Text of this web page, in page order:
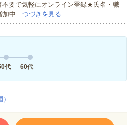
要で気軽にオンライン登録★氏名・職
加中…つづきを見る
代 60代